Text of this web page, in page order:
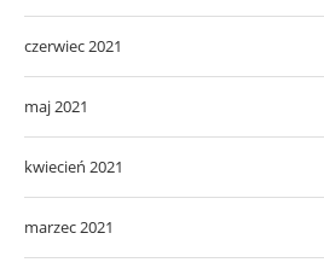
czerwiec 2021
maj 2021
kwiecień 2021
marzec 2021